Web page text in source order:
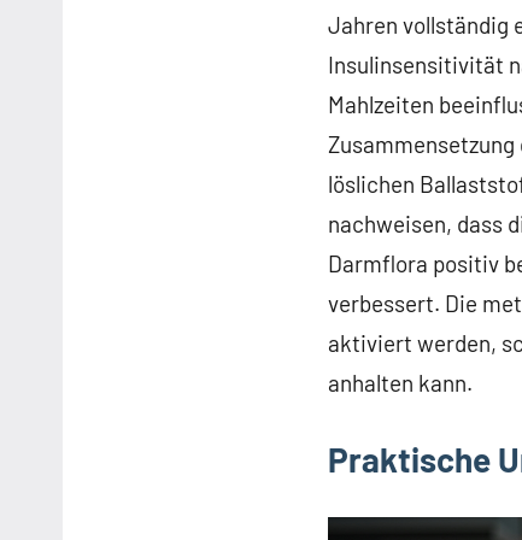
Jahren vollständig
Insulinsensitivität
Mahlzeiten
löslichen
nachweisen, dass
Darmflora positiv
verbessert. Die
aktiviert werden,
anhalten kann.
Praktische